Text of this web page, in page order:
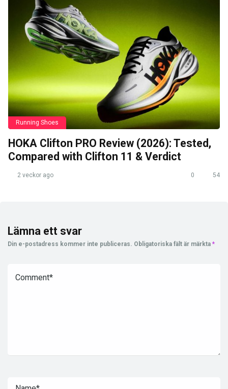
Running Shoes
HOKA Clifton PRO Review (2026): Tested,
Compared with Clifton 11 & Verdict
2 veckor ago 0 54
Lämna ett svar
Din e-postadress kommer inte publiceras. Obligatoriska fält är märkta *